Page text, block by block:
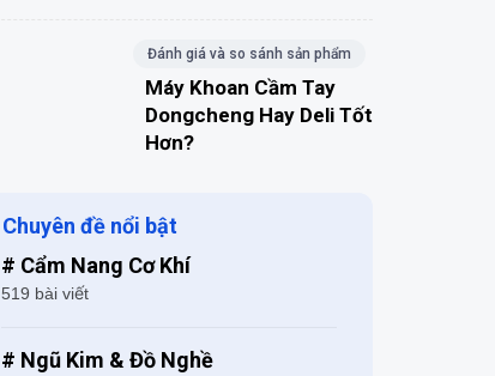
Đánh giá và so sánh sản phẩm
Máy Khoan Cầm Tay
Dongcheng Hay Deli Tốt
Hơn?
Chuyên đề nổi bật
# Cẩm Nang Cơ Khí
519 bài viết
# Ngũ Kim & Đồ Nghề